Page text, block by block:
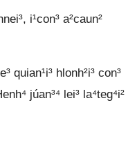
i¹con³ a²caun²
quian¹i³ hlonh²i³ con³
júan³⁴ lei³ la⁴teg⁴i²